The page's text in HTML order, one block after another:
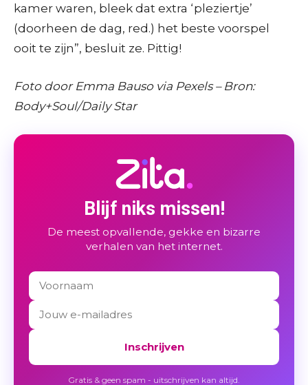
kamer waren, bleek dat extra ‘pleziertje’
(doorheen de dag, red.) het beste voorspel
ooit te zijn”, besluit ze. Pittig!
Foto door Emma Bauso via Pexels – Bron:
Body+Soul/Daily Star
Blijf niks missen!
De meest opvallende, gekke en bizarre
verhalen van het internet.
Inschrijven
Gratis & geen spam - uitschrijven kan altijd.